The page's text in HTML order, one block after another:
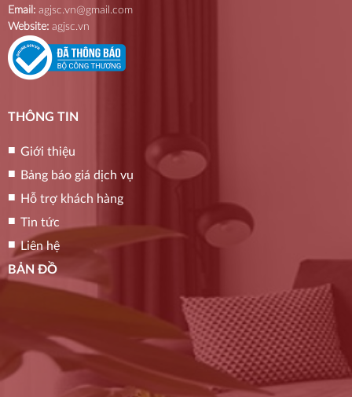
Email: agjsc.vn@gmail.com
Website: agjsc.vn
THÔNG TIN
Giới thiệu
Bảng báo giá dịch vụ
Hỗ trợ khách hàng
Tin tức
Liên hệ
BẢN ĐỒ